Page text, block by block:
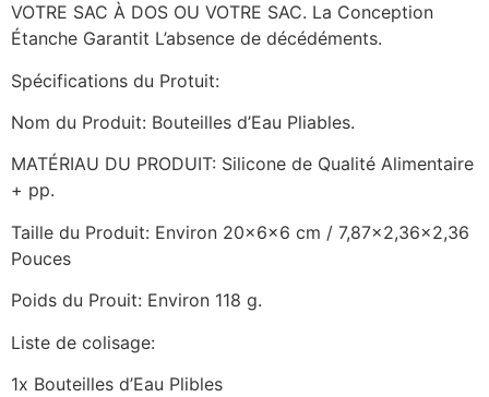
VOTRE SAC À DOS OU VOTRE SAC. La Conception
Étanche Garantit L’absence de décédéments.
Spécifications du Protuit:
Nom du Produit: Bouteilles d’Eau Pliables.
MATÉRIAU DU PRODUIT: Silicone de Qualité Alimentaire
+ pp.
Taille du Produit: Environ 20x6x6 cm / 7,87×2,36×2,36
Pouces
Poids du Prouit: Environ 118 g.
Liste de colisage:
1x Bouteilles d’Eau Plibles